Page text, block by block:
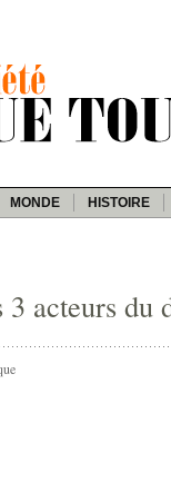
MONDE HISTOIRE
acteurs du